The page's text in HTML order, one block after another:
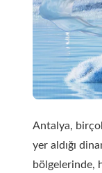
Antalya,
yer aldığı
bölgelerinde,